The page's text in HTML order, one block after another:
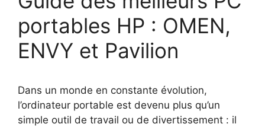
portables HP : OMEN,
ENVY et Pavilion
Dans un monde en constante évolution,
l’ordinateur portable est devenu plus qu’un
simple outil de travail ou de divertissement : il